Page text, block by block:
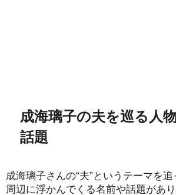
成海璃子の夫を巡る人
話題
成海璃子さんの“夫”というテーマを
周辺に浮かんでくる名前や話題があり